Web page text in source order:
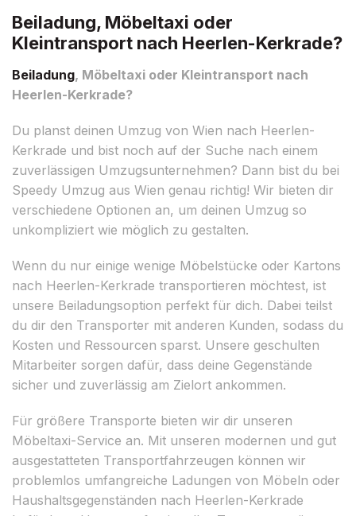
Beiladung, Möbeltaxi oder
Kleintransport nach Heerlen-Kerkrade?
Beiladung, Möbeltaxi oder Kleintransport nach
Heerlen-Kerkrade?
Du planst deinen Umzug von Wien nach Heerlen-
Kerkrade und bist noch auf der Suche nach einem
zuverlässigen Umzugsunternehmen? Dann bist du bei
Speedy Umzug aus Wien genau richtig! Wir bieten dir
verschiedene Optionen an, um deinen Umzug so
unkompliziert wie möglich zu gestalten.
Wenn du nur einige wenige Möbelstücke oder Kartons
nach Heerlen-Kerkrade transportieren möchtest, ist
unsere Beiladungsoption perfekt für dich. Dabei teilst
du dir den Transporter mit anderen Kunden, sodass du
Kosten und Ressourcen sparst. Unsere geschulten
Mitarbeiter sorgen dafür, dass deine Gegenstände
sicher und zuverlässig am Zielort ankommen.
Für größere Transporte bieten wir dir unseren
Möbeltaxi-Service an. Mit unseren modernen und gut
ausgestatteten Transportfahrzeugen können wir
problemlos umfangreiche Ladungen von Möbeln oder
Haushaltsgegenständen nach Heerlen-Kerkrade